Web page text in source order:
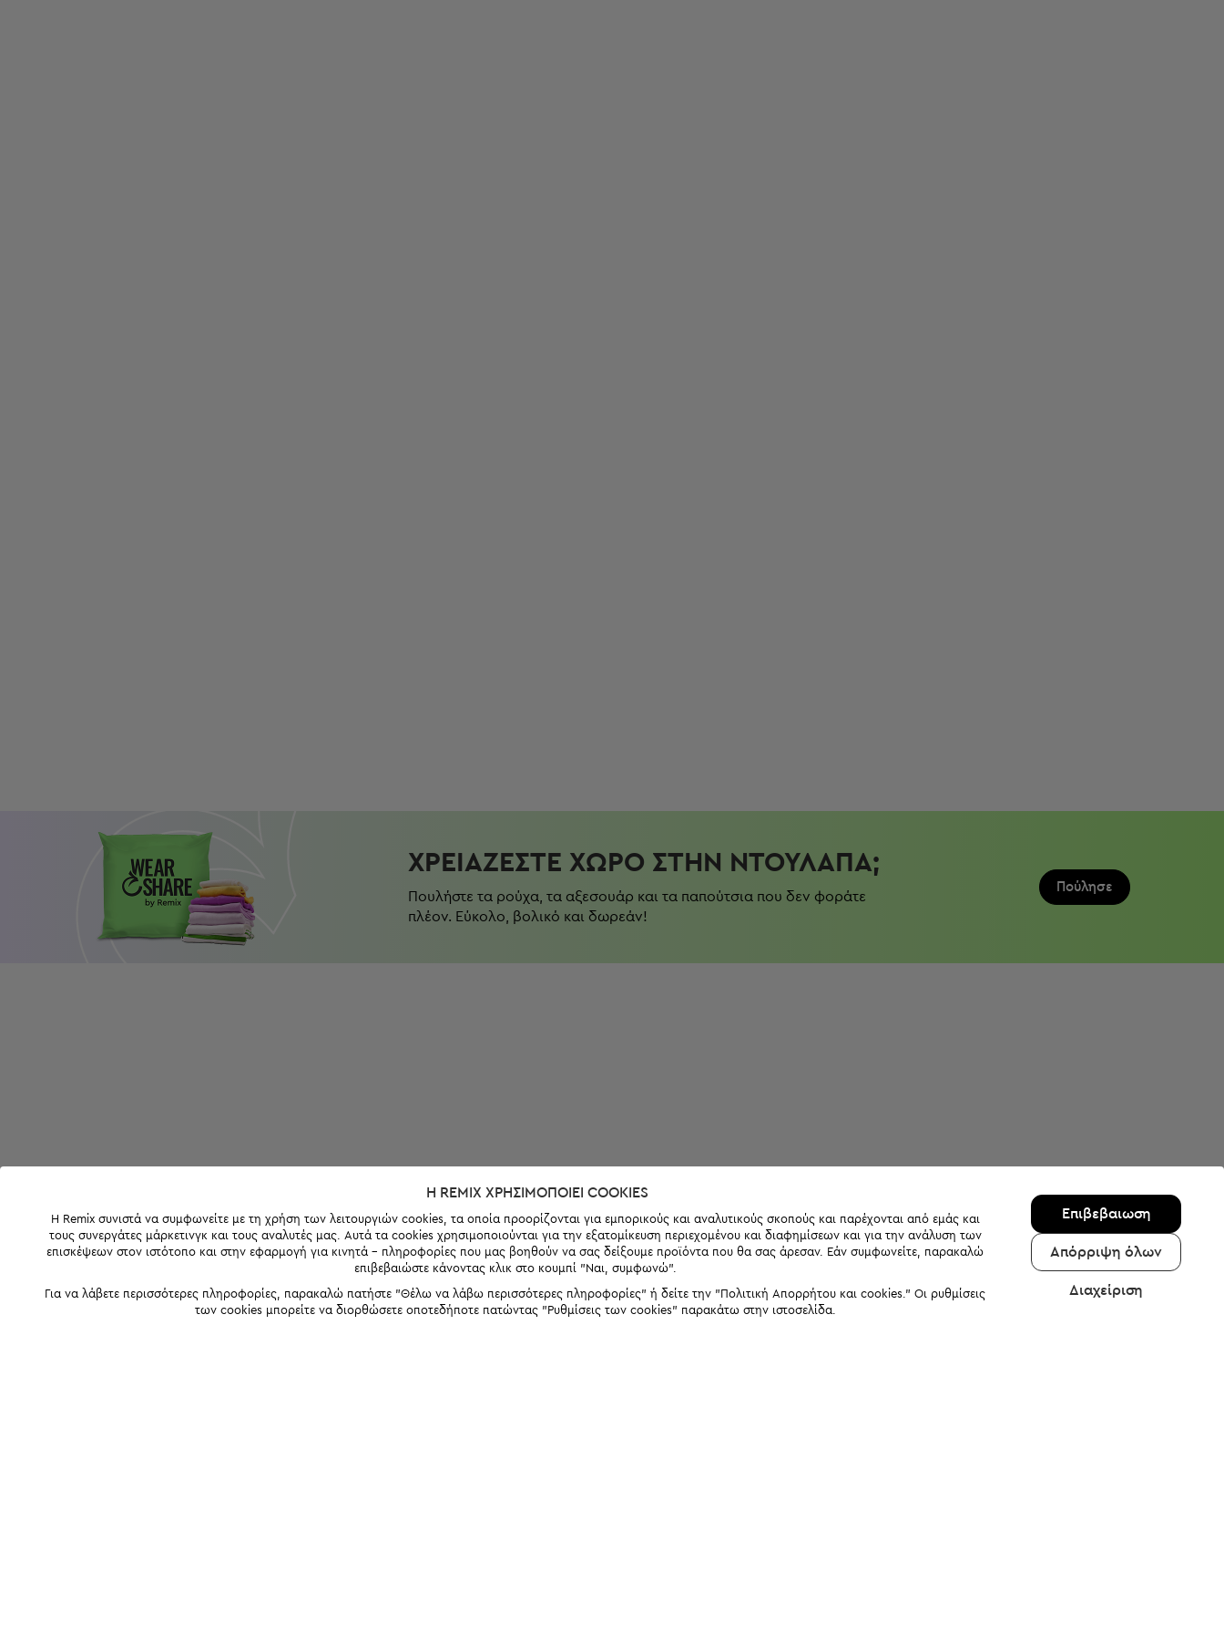
ΧΡΕΙΆΖΕΣΤΕ ΧΏΡΟ ΣΤΗΝ ΝΤΟΥΛΆΠΑ;
Πουλήστε τα ρούχα, τα αξεσουάρ και τα παπούτσια που δεν φοράτε
πλέον. Εύκολο, βολικό και δωρεάν!
Πούλησε
Η REMIX ΧΡΗΣΙΜΟΠΟΙΕΊ COOKIES
Η Remix συνιστά να συμφωνείτε με τη χρήση των λειτουργιών cookies, τα οποία προορίζονται για εμπορικούς και αναλυτικούς σκοπούς και παρέχονται από εμάς και
τους συνεργάτες μάρκετινγκ και τους αναλυτές μας. Αυτά τα cookies χρησιμοποιούνται για την εξατομίκευση περιεχομένου και διαφημίσεων και για την ανάλυση των
επισκέψεων στον ιστότοπο και στην εφαρμογή για κινητά - πληροφορίες που μας βοηθούν να σας δείξουμε προϊόντα που θα σας άρεσαν. Εάν συμφωνείτε, παρακαλώ
επιβεβαιώστε κάνοντας κλικ στο κουμπί "Ναι, συμφωνώ".
Για να λάβετε περισσότερες πληροφορίες, παρακαλώ πατήστε "Θέλω να λάβω περισσότερες πληροφορίες" ή δείτε την "Πολιτική Απορρήτου και cookies." Οι ρυθμίσεις
των cookies μπορείτε να διορθώσετε οποτεδήποτε πατώντας "Ρυθμίσεις των cookies" παρακάτω στην ιστοσελίδα.
Επιβεβαιωση
Απόρριψη όλων
Διαχείριση